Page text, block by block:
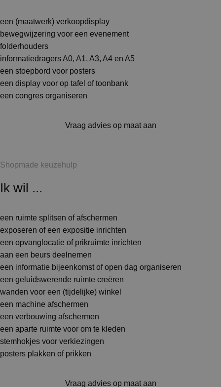
een (maatwerk) verkoopdisplay
bewegwijzering voor een evenement
folderhouders
informatiedragers A0, A1, A3, A4 en A5
een stoepbord voor posters
een display voor op tafel of toonbank
een congres organiseren
Vraag advies op maat aan
Shopmade keuzehulp
Ik wil ...
een ruimte splitsen of afschermen
exposeren of een expositie inrichten
een opvanglocatie of prikruimte inrichten
aan een beurs deelnemen
een informatie bijeenkomst of open dag organiseren
een geluidswerende ruimte creëren
wanden voor een (tijdelijke) winkel
een machine afschermen
een verbouwing afschermen
een aparte ruimte voor om te kleden
stemhokjes voor verkiezingen
posters plakken of prikken
Vraag advies op maat aan